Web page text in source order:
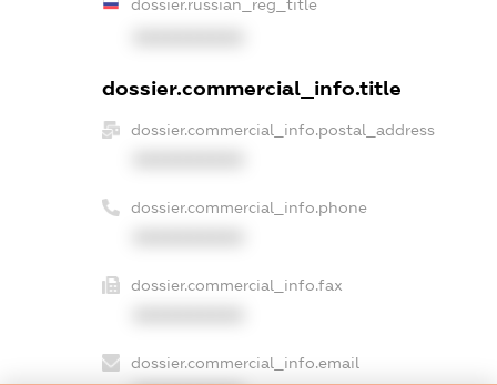
dossier.russian_reg_title
dossier.commercial_info.title
dossier.commercial_info.postal_address
dossier.commercial_info.phone
dossier.commercial_info.fax
dossier.commercial_info.email